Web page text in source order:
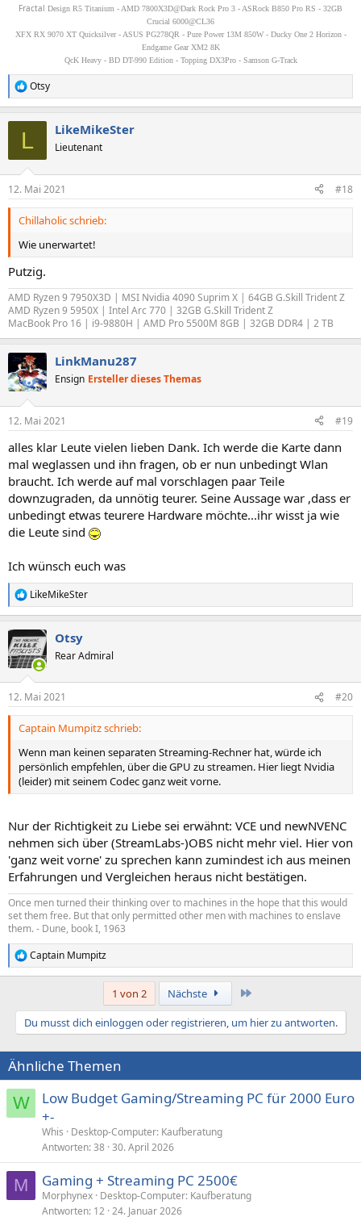
Fractal Design R5 Titanium - AMD 7800X3D@Dark Rock Pro 3 - ASRock B850 Pro RS - 32GB
Crucial 6000@CL36
XFX RX 9070 XT Quicksilver - ASUS PG278QR - Pure Power 13M 850W - Ducky One 2 Horizon -
Endgame Gear XM2 8K
QcK Heavy - BD DT-990 Edition - Topping DX3Pro - Samson G-Track
R
e
e
n
Otsy
L LikeMikeSter
Lieutenant
12. Mai 2021 #18
Chillaholic schrieb:
Wie unerwartet!
Putzig.
AMD Ryzen 9 7950X3D | MSI Nvidia 4090 Suprim X | 64GB G.Skill Trident Z
AMD Ryzen 9 5950X | Intel Arc 770 | 32GB G.Skill Trident Z
MacBook Pro 16 | i9-9880H | AMD Pro 5500M 8GB | 32GB DDR4 | 2 TB
LinkManu287
Ensign Ersteller dieses Themas
12. Mai 2021 #19
alles klar Leute vielen lieben Dank. Ich werde die Karte dann
mal weglassen und ihn fragen, ob er nun unbedingt Wlan
braucht. Ich werde auf mal vorschlagen paar Teile
downzugraden, da unnötig teurer. Seine Aussage war ,dass er
unbedingt etwas teurere Hardware möchte...ihr wisst ja wie
die Leute sind
Ich wünsch euch was
R
e
k
t
i
e
n
LikeMikeSter
Otsy
Rear Admiral
12. Mai 2021 #20
Captain Mumpitz schrieb:
Wenn man keinen separaten Streaming-Rechner hat, würde ich
persönlich empfehlen, über die GPU zu streamen. Hier liegt Nvidia
(leider) mit seinem Codec ganz weit vorne.
Nur der Richtigkeit zu Liebe sei erwähnt: VCE und newNVENC
nehmen sich über (StreamLabs-)OBS nicht mehr viel. Hier von
'ganz weit vorne' zu sprechen kann zumindest ich aus meinen
Erfahrungen und Vergleichen heraus nicht bestätigen.
Once men turned their thinking over to machines in the hope that this would
set them free. But that only permitted other men with machines to enslave
them. - Dune, book I, 1963
R
e
t
o
n
e
:
Captain Mumpitz
1 von 2 Nächste
Du musst dich einloggen oder registrieren, um hier zu antworten.
Ähnliche Themen
W
Low Budget Gaming/Streaming PC für 2000 Euro
+-
Whis
Desktop-Computer: Kaufberatung
Antworten 38 30. April 2026
M Gaming + Streaming PC 2500€
Morphynex Desktop-Computer: Kaufberatung
Antworten 12 24. Januar 2026